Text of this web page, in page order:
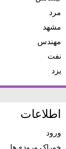
مرد
مشهد
مهندس
نفت
یزد
اطلاعات
ورود